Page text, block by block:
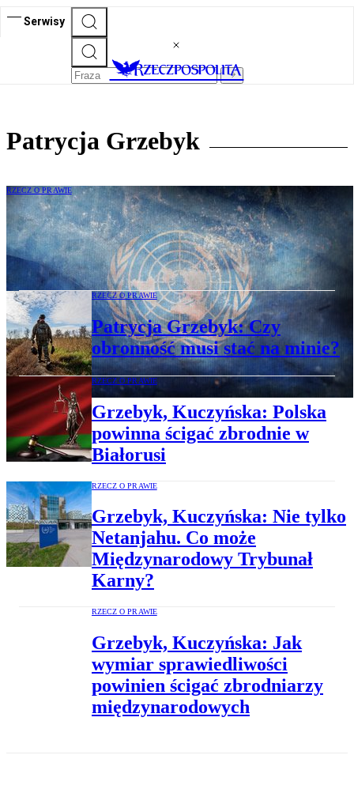
Serwisy
Patrycja Grzebyk
RZECZ O PRAWIE
Patrycja Grzebyk, Dorota Heidrich:
Gdyby ONZ nie istniała, trzeba by ją
wymyślić
RZECZ O PRAWIE
Patrycja Grzebyk: Czy
obronność musi stać na minie?
RZECZ O PRAWIE
Grzebyk, Kuczyńska: Polska
powinna ścigać zbrodnie w
Białorusi
RZECZ O PRAWIE
Grzebyk, Kuczyńska: Nie tylko
Netanjahu. Co może
Międzynarodowy Trybunał
Karny?
RZECZ O PRAWIE
Grzebyk, Kuczyńska: Jak
wymiar sprawiedliwości
powinien ścigać zbrodniarzy
międzynarodowych